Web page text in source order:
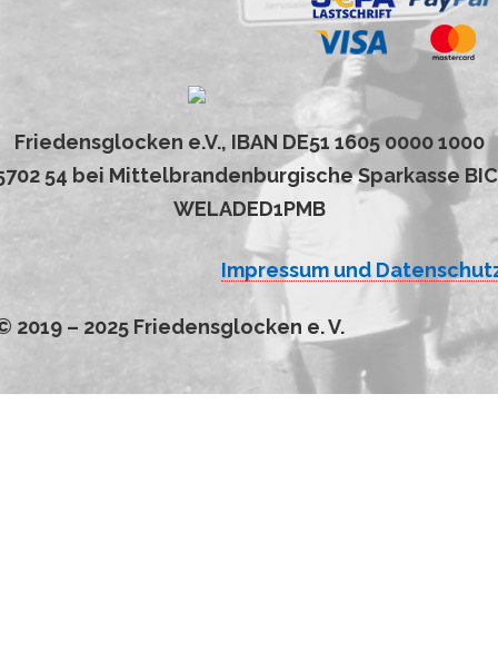
Friedensglocken e.V., IBAN DE51 1605 0000 1000
54 bei Mittelbrandenburgische Sparkasse
WELADED1PMB
Impressum und
2019 – 2025 Friedensglocken e. V.